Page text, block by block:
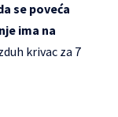
se poveća
ima na
krivac za 7